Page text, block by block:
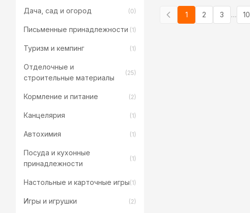
Дача, сад и огород (0)
Письменные принадлежности (1)
Туризм и кемпинг (1)
Отделочные и
строительные материалы
(25)
Кормление и питание (2)
Канцелярия (1)
Автохимия (1)
Посуда и кухонные
принадлежности
(1)
Настольные и карточные игры(1)
Игры и игрушки (2)
1 2 3 ... 10